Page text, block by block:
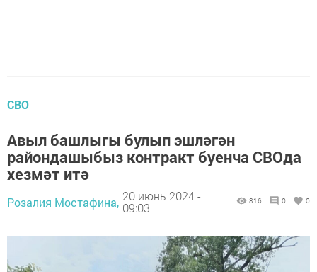
СВО
Авыл башлыгы булып эшләгән
райондашыбыз контракт буенча СВОда
хезмәт итә
Розалия Мостафина, 20 июнь 2024 -
09:03
816 0 0